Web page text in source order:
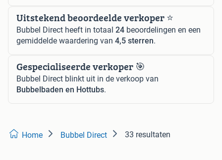
Uitstekend beoordeelde verkoper ⭐️
Bubbel Direct heeft in totaal 24 beoordelingen en een
gemiddelde waardering van 4,5 sterren.
Gespecialiseerde verkoper 🎯
Bubbel Direct blinkt uit in de verkoop van
Bubbelbaden en Hottubs.
Home Bubbel Direct 33 resultaten